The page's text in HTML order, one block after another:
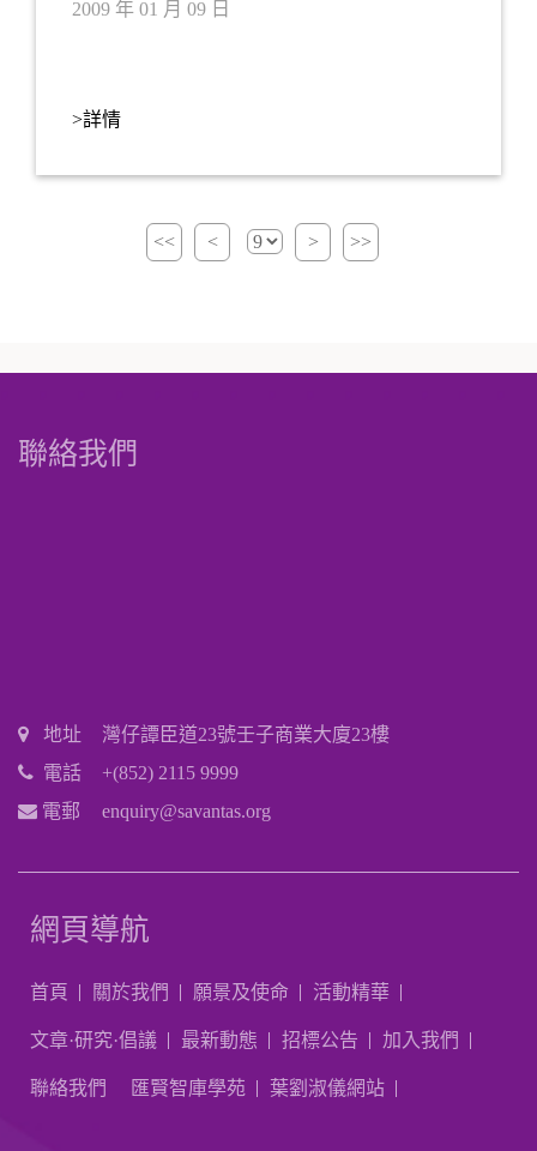
2009 年 01 月 09 日
>詳情
<< < > >>
聯絡我們
地址
灣仔譚臣道23號壬子商業大廈23樓
電話
+(852) 2115 9999
電郵
enquiry@savantas.org
網頁導航
首頁 關於我們 願景及使命 活動精華
文章·研究·倡議 最新動態 招標公告 加入我們
聯絡我們 匯賢智庫學苑 葉劉淑儀網站